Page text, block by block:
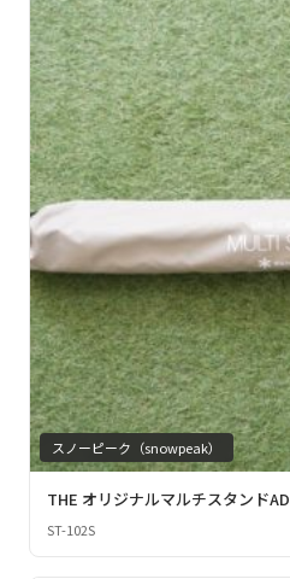
スノーピーク（snowpeak）
THE オリジナルマルチスタンドAD
ST-102S